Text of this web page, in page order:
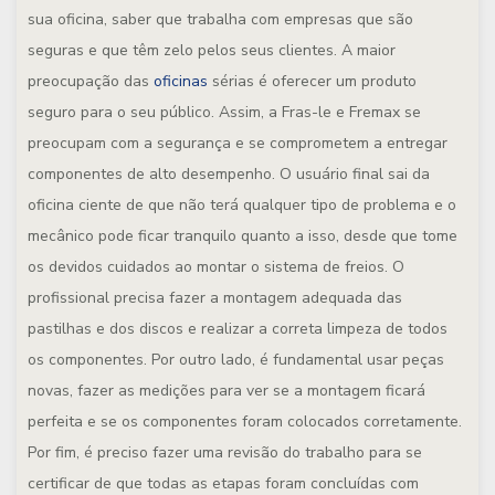
sua oficina, saber que trabalha com empresas que são
seguras e que têm zelo pelos seus clientes. A maior
preocupação das oficinas sérias é oferecer um produto
seguro para o seu público. Assim, a Fras-le e Fremax se
preocupam com a segurança e se comprometem a entregar
componentes de alto desempenho. O usuário final sai da
oficina ciente de que não terá qualquer tipo de problema e o
mecânico pode ficar tranquilo quanto a isso, desde que tome
os devidos cuidados ao montar o sistema de freios. O
profissional precisa fazer a montagem adequada das
pastilhas e dos discos e realizar a correta limpeza de todos
os componentes. Por outro lado, é fundamental usar peças
novas, fazer as medições para ver se a montagem ficará
perfeita e se os componentes foram colocados corretamente.
Por fim, é preciso fazer uma revisão do trabalho para se
certificar de que todas as etapas foram concluídas com